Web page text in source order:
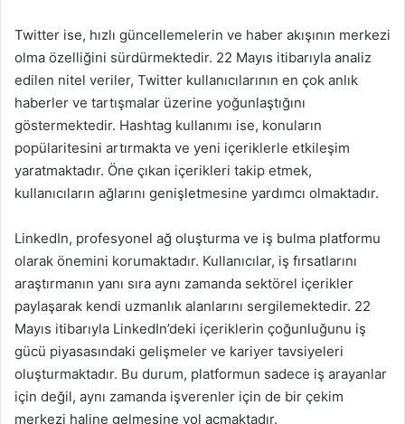
Twitter ise, hızlı güncellemelerin ve haber akışının merkezi
olma özelliğini sürdürmektedir. 22 Mayıs itibarıyla analiz
edilen nitel veriler, Twitter kullanıcılarının en çok anlık
haberler ve tartışmalar üzerine yoğunlaştığını
göstermektedir. Hashtag kullanımı ise, konuların
popülaritesini artırmakta ve yeni içeriklerle etkileşim
yaratmaktadır. Öne çıkan içerikleri takip etmek,
kullanıcıların ağlarını genişletmesine yardımcı olmaktadır.
LinkedIn, profesyonel ağ oluşturma ve iş bulma platformu
olarak önemini korumaktadır. Kullanıcılar, iş fırsatlarını
araştırmanın yanı sıra aynı zamanda sektörel içerikler
paylaşarak kendi uzmanlık alanlarını sergilemektedir. 22
Mayıs itibarıyla LinkedIn’deki içeriklerin çoğunluğunu iş
gücü piyasasındaki gelişmeler ve kariyer tavsiyeleri
oluşturmaktadır. Bu durum, platformun sadece iş arayanlar
için değil, aynı zamanda işverenler için de bir çekim
merkezi haline gelmesine yol açmaktadır.